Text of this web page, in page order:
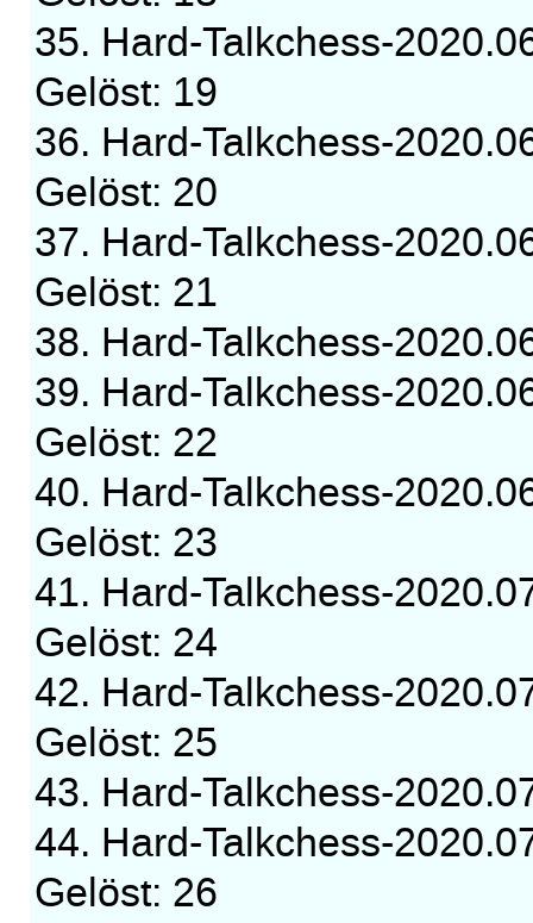
35. Hard-Talkchess-
Gelöst: 19
36. Hard-Talkchess-
Gelöst: 20
37. Hard-Talkchess-
Gelöst: 21
38. Hard-Talkchess-
39. Hard-Talkchess-
Gelöst: 22
40. Hard-Talkchess-
Gelöst: 23
41. Hard-Talkchess-
Gelöst: 24
42. Hard-Talkchess-
Gelöst: 25
43. Hard-Talkchess-
44. Hard-Talkchess-
Gelöst: 26